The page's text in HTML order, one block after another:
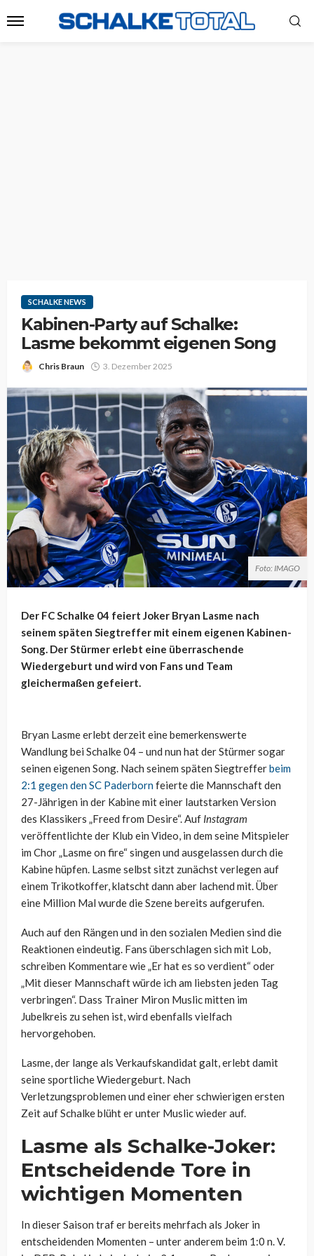
SCHALKE NEWS
Kabinen-Party auf Schalke:
Lasme bekommt eigenen Song
Chris Braun 3. Dezember 2025
Foto: IMAGO
Der FC Schalke 04 feiert Joker Bryan Lasme nach
seinem späten Siegtreffer mit einem eigenen Kabinen-
Song. Der Stürmer erlebt eine überraschende
Wiedergeburt und wird von Fans und Team
gleichermaßen gefeiert.
Bryan Lasme erlebt derzeit eine bemerkenswerte
Wandlung bei Schalke 04 – und nun hat der Stürmer sogar
seinen eigenen Song. Nach seinem späten Siegtrefferbeim
2:1 gegen den SC Paderbornfeierte die Mannschaft den
27-Jährigen in der Kabine mit einer lautstarken Version
des Klassikers „Freed from Desire“. Auf Instagram
veröffentlichte der Klub ein Video, in dem seine Mitspieler
im Chor „Lasme on fire“ singen und ausgelassen durch die
Kabine hüpfen. Lasme selbst sitzt zunächst verlegen auf
einem Trikotkoffer, klatscht dann aber lachend mit. Über
eine Million Mal wurde die Szene bereits aufgerufen.
Auch auf den Rängen und in den sozialen Medien sind die
Reaktionen eindeutig. Fans überschlagen sich mit Lob,
schreiben Kommentare wie „Er hat es so verdient“ oder
„Mit dieser Mannschaft würde ich am liebsten jeden Tag
verbringen“. Dass Trainer Miron Muslic mitten im
Jubelkreis zu sehen ist, wird ebenfalls vielfach
hervorgehoben.
Lasme, der lange als Verkaufskandidat galt, erlebt damit
seine sportliche Wiedergeburt. Nach
Verletzungsproblemen und einer eher schwierigen ersten
Zeit auf Schalke blüht er unter Muslic wieder auf.
Lasme als Schalke-Joker:
Entscheidende Tore in
wichtigen Momenten
In dieser Saison traf er bereits mehrfach als Joker in
entscheidenden Momenten – unter anderem beim 1:0 n. V.